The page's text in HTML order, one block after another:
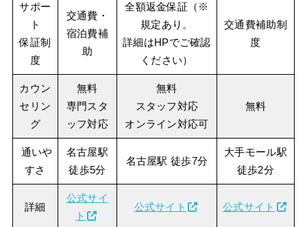
サポー
ト
保証制
度
交通費・
宿泊費補
助
全額返金保証（※
規定あり。
詳細はHPでご確認
ください）
交通費補助制
度
カウン
セリン
グ
無料
専門スタ
ッフ対応
無料
スタッフ対応
オンライン対応可
無料
通いや
すさ
名古屋駅
徒歩5分
名古屋駅 徒歩7分
大手モール駅
徒歩2分
詳細
公式サイ
ト
公式サイト 公式サイト